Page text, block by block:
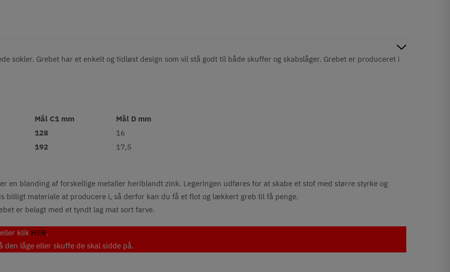
sokler. Grebet har et enkelt og tidløst design som vil stå godt til både skuffer og skabslåger. Grebet er produceret i
Mål C1 mm
Mål D mm
128
16
192
17,5
en blanding af forskellige metaller heriblandt zink. Legeringen udføres for at skabe et stof med større styrke og
billigt materiale at producere i, så derfor kan du få et flot og lækkert greb til få penge.
er belagt med et tyndt lag mat sort farve.
klik HER.
låge eller skuffe de skal sidde på.